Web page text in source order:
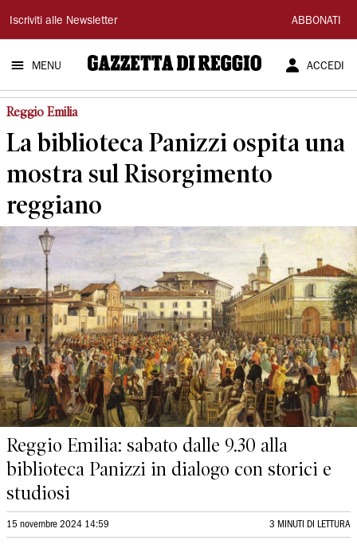
Gazzetta
di
Reggio
Iscriviti alle Newsletter ABBONATI
MENU ACCEDI
Reggio Emilia
La biblioteca Panizzi ospita una
mostra sul Risorgimento
reggiano
Reggio Emilia: sabato dalle 9.30 alla
biblioteca Panizzi in dialogo con storici e
studiosi
15 novembre 2024 14:59 3 MINUTI DI LETTURA